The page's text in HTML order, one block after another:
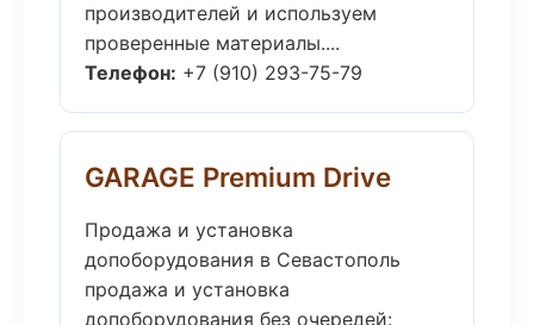
производителей и используем
проверенные материалы....
Телефон: +7 (910) 293-75-79
GARAGE Premium Drive
Продажа и установка
допоборудования в Севастополь
продажа и установка
допоборудования без очередей: